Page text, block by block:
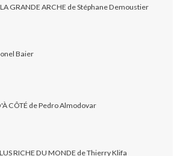
GRANDE ARCHE de Stéphane Demoustier
Baier
CÔTÉ de Pedro Almodovar
RICHE DU MONDE de Thierry Klifa